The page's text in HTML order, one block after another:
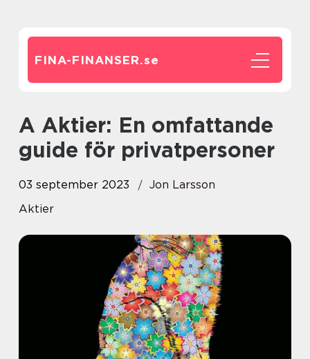
FINA-FINANSER.se
A Aktier: En omfattande
guide för privatpersoner
03 september 2023
Jon Larsson
Aktier